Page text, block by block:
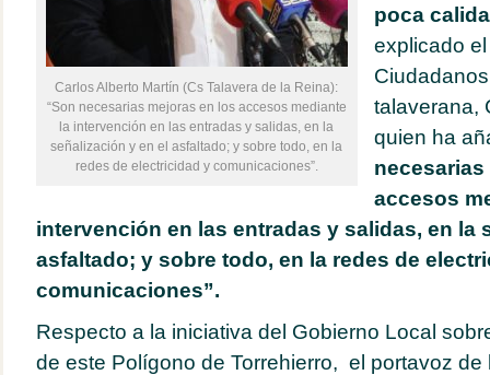
Carlos Alberto Martín (Cs Talavera de la Reina):
“Son necesarias mejoras en los accesos mediante
la intervención en las entradas y salidas, en la
señalización y en el asfaltado; y sobre todo, en la
redes de electricidad y comunicaciones”.
poca
explicado
talaverana,
quien ha
accesos
intervención en las entradas y salidas, en la
asfaltado; y sobre todo, en la redes de
comunicaciones”.
Respecto a la iniciativa del Gobierno Local
de este Polígono de Torrehierro, el portavoz de